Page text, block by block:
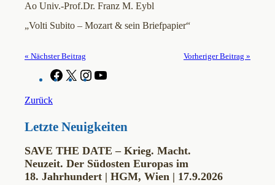
Ao Univ.-Prof.Dr. Franz M. Eybl
„Volti Subito – Mozart & sein Briefpapier“
« Nächster Beitrag Vorheriger Beitrag »
F
a
o
k
X
I
g
a
m
b
Zurück
Letzte Neuigkeiten
SAVE THE DATE – Krieg. Macht.
Neuzeit. Der Südosten Europas im
18. Jahrhundert | HGM, Wien | 17.9.2026